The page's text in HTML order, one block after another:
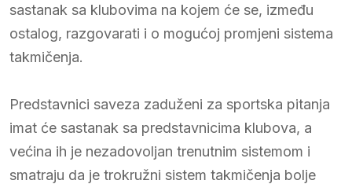
sastanak sa klubovima na kojem će se, između
ostalog, razgovarati i o mogućoj promjeni sistema
takmičenja.
Predstavnici saveza zaduženi za sportska pitanja
imat će sastanak sa predstavnicima klubova, a
većina ih je nezadovoljan trenutnim sistemom i
smatraju da je trokružni sistem takmičenja bolje